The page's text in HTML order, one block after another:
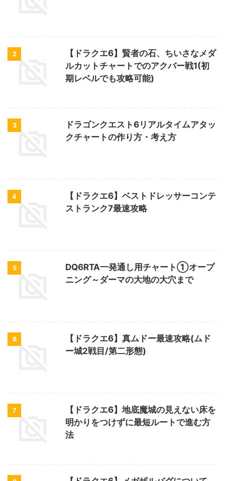
2
【ドラクエ6】賢者の石、ちいさなメダ
ルカットチャートでのアクバー戦1(初
期レベルでも攻略可能)
3
ドラゴンクエスト6リアルタイムアタッ
クチャートの作り方・考え方
4
【ドラクエ6】ベストドレッサーコンテ
ストランク7最速攻略
5
DQ6RTA一発通し用チャート①オープ
ニング～ダーマの大地の大穴まで
6
【ドラクエ6】真ムドー最速攻略(ムド
ー城2戦目/第二形態)
7
【ドラクエ6】地底魔城の見えない床を
明かりをつけずに最短ルートで進む方
法